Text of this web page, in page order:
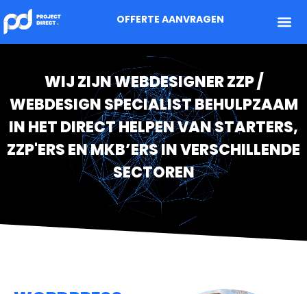
OFFERTE AANVRAGEN
WIJ ZIJN WEBDESIGNER ZZP /
WEBDESIGN SPECIALIST BEHULPZAAM
IN HET DIRECT HELPEN VAN STARTERS,
ZZP'ERS EN MKB’ERS IN VERSCHILLENDE
SECTOREN